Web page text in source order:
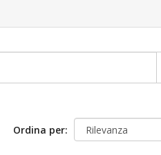
Ordina per